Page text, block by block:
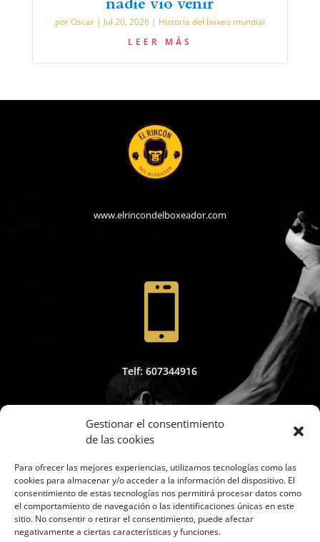
Gestionar el consentimiento
de las cookies
Para ofrecer las mejores experiencias, utilizamos tecnologías como las
cookies para almacenar y/o acceder a la información del dispositivo. El
consentimiento de estas tecnologías nos permitirá procesar datos como
el comportamiento de navegación o las identificaciones únicas en este
sitio. No consentir o retirar el consentimiento, puede afectar
negativamente a ciertas características y funciones.
porOscar| Jul 20, 2026| Historia del boxeo mundial
LEER MÁS
www.elrincondelboxeador.com

Telf: 607344916

Whapsap: 607344916